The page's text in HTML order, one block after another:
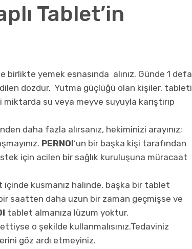
Tablet’in
birlikte yemek esnasında alınız. Günde 1 defa
dozdur. Yutma güçlüğü olan kişiler, tableti
miktarda su veya meyve suyuyla karıştırıp
daha fazla alırsanız, hekiminizi arayınız;
PERNOI‘un bir başka kişi tarafından
için acilen bir sağlık kuruluşuna müracaat
içinde kusmanız halinde, başka bir tablet
saatten daha uzun bir zaman geçmişse ve
tablet almanıza lüzum yoktur.
o şekilde kullanmalısınız.Tedaviniz
göz ardı etmeyiniz.